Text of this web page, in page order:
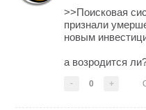
>>Поисковая
признали
новым
а возродится
- 0 +